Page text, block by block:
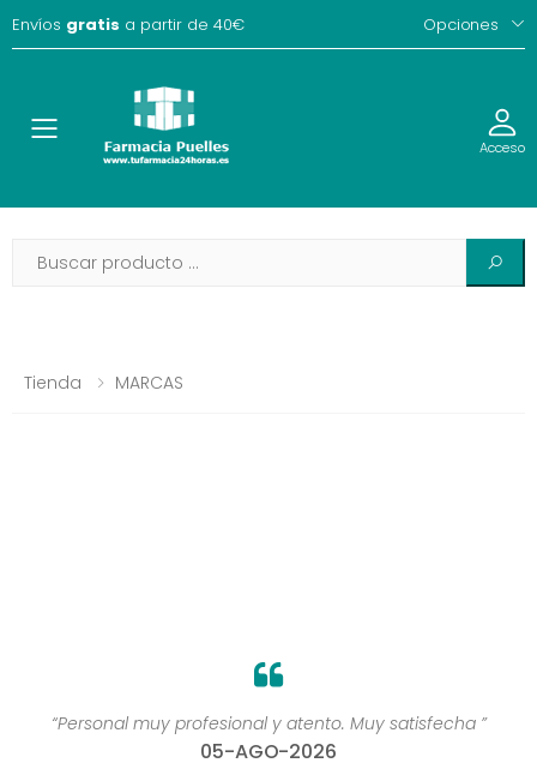
Envíos gratis a partir de 40€ Opciones
Toggle Acceso
Tienda MARCAS
“Personal muy profesional y atento. Muy satisfecha ”
05-AGO-2026